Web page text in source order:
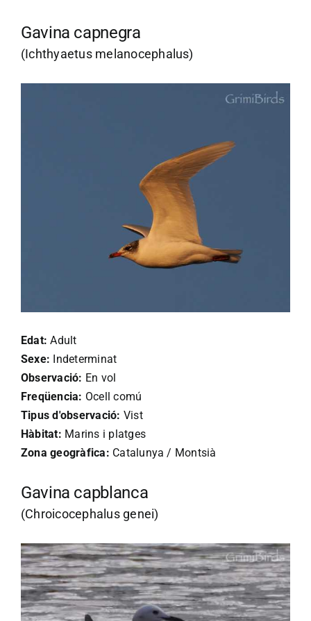
Gavina capnegra
(Ichthyaetus melanocephalus)
Edat: Adult
Sexe: Indeterminat
Observació: En vol
Freqüencia: Ocell comú
Tipus d'observació: Vist
Hàbitat: Marins i platges
Zona geogràfica: Catalunya / Montsià
Gavina capblanca
(Chroicocephalus genei)